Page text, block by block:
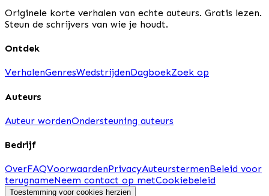
Originele korte verhalen van echte auteurs. Gratis lezen.
Steun de schrijvers van wie je houdt.
Ontdek
VerhalenGenresWedstrijdenDagboekZoek op
Auteurs
Auteur wordenOndersteuning auteurs
Bedrijf
OverFAQVoorwaardenPrivacyAuteurstermenBeleid voor
terugnameNeem contact op metCookiebeleid
Toestemming voor cookies herzien